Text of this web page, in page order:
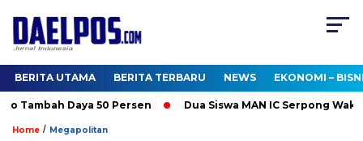
BERITA UTAMA BERITA TERBARU NEWS EKONOMI –
Daya 50 Persen Dua Siswa MAN IC Serpong Wakili
Home / Megapolitan